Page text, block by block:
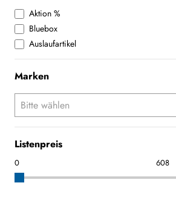
Aktion %
Bluebox
Auslaufartikel
Marken
Listenpreis